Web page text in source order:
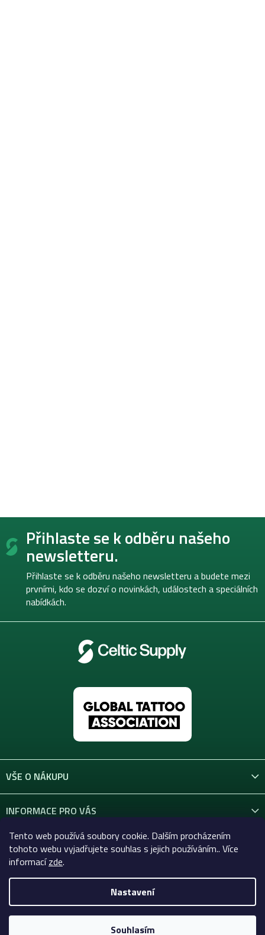
Tento web používá soubory cookie. Dalším procházením
tohoto webu vyjadřujete souhlas s jejich používáním.. Více
informacízde.
Nastavení
Souhlasím
Z
Přihlaste se k odběru našeho
newsletteru.
Přihlaste se k odběru našeho newsletteru a budete mezi
prvními, kdo se dozví o novinkách, událostech a speciálních
nabídkách.
VŠE O NÁKUPU
INFORMACE PRO VÁS
KONTAKT
Copyright 2026Celtic-Supply.cz | Vše pro tetování a
permanentní makeup. Všechna práva vyhrazena.